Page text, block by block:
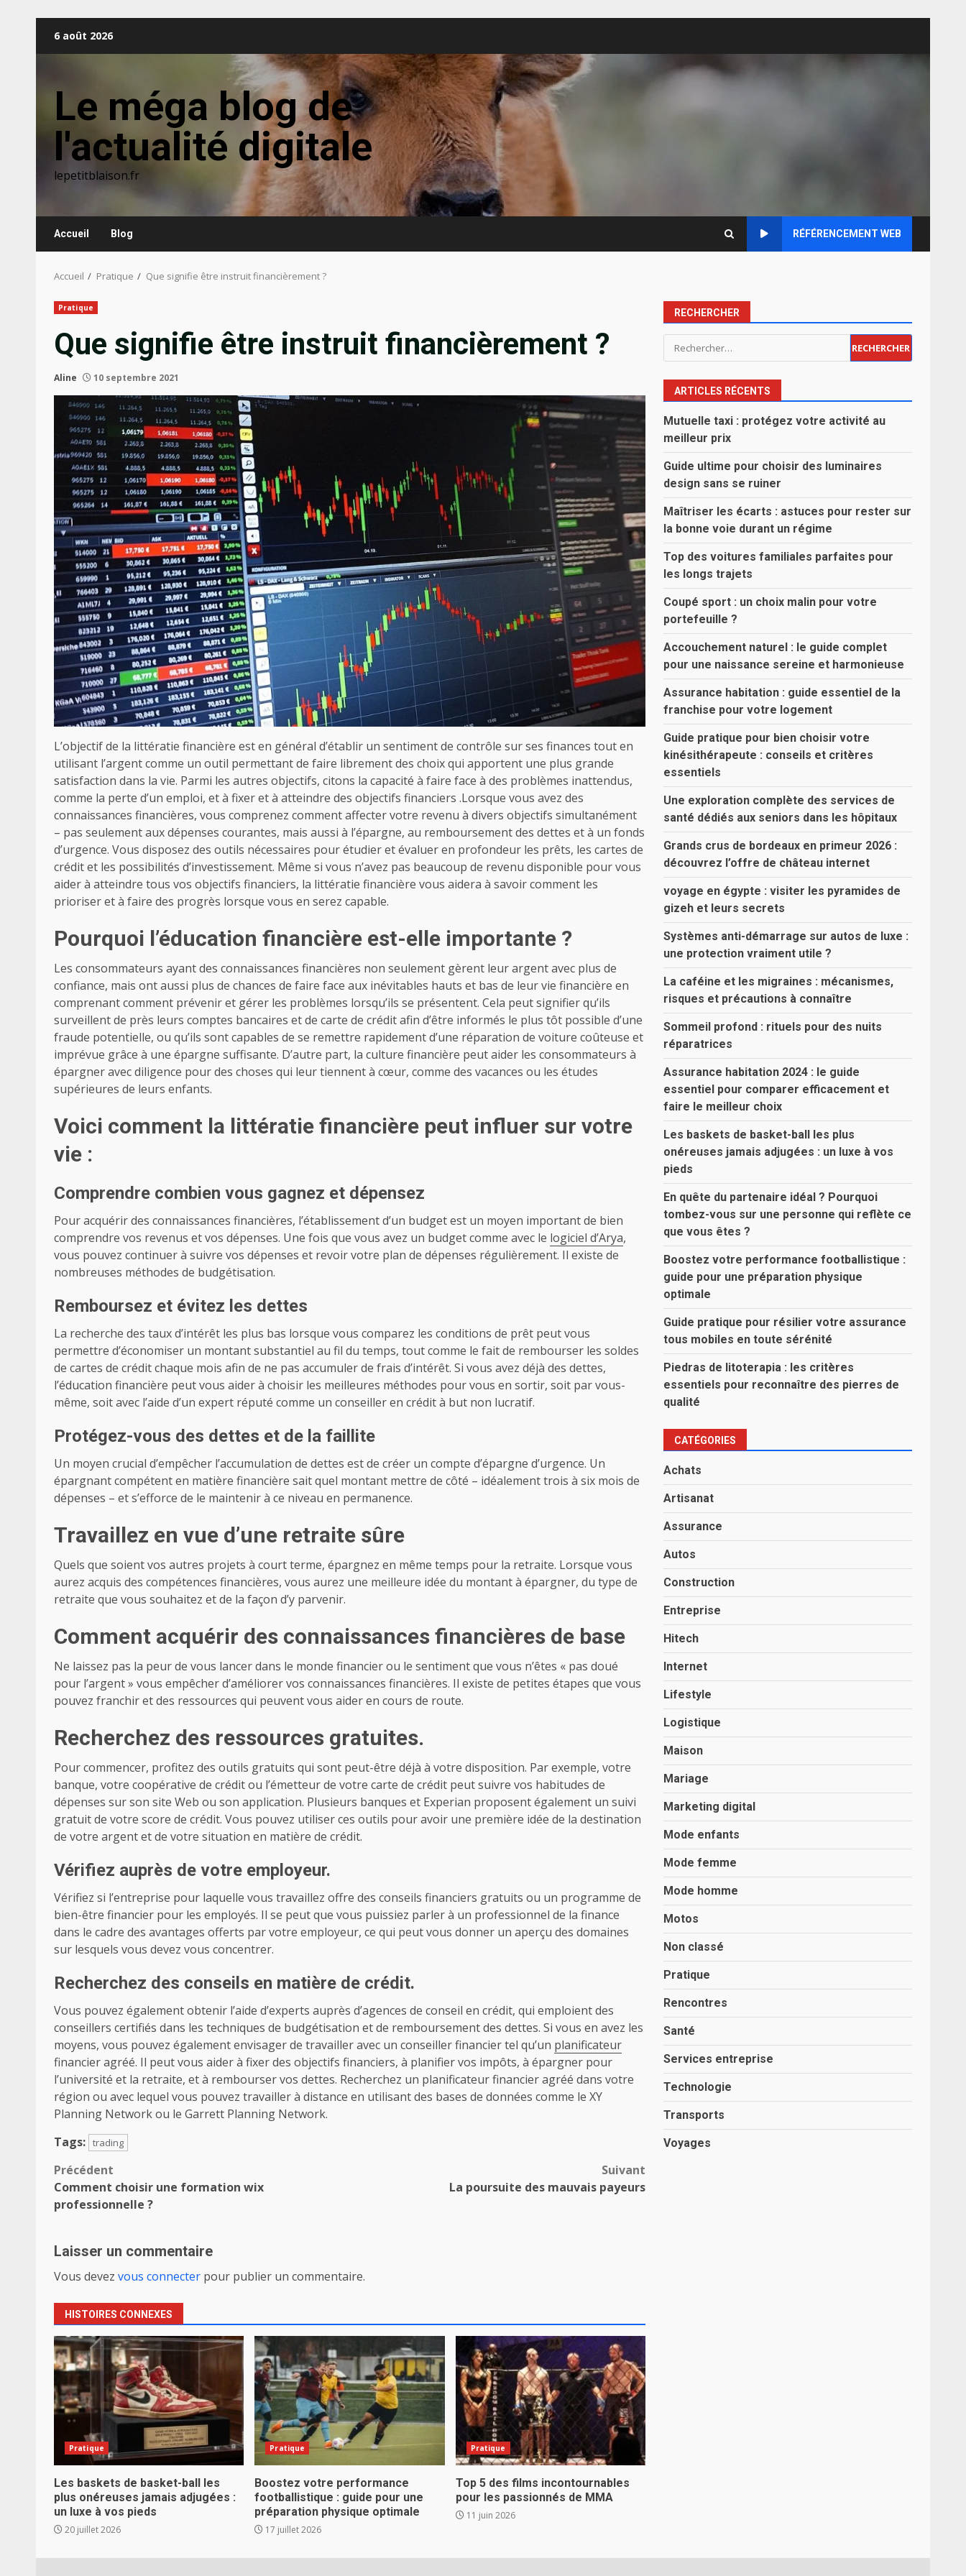
6 août 2026
Le méga blog de
l'actualité digitale
lepetitblaison.fr
Accueil Blog RÉFÉRENCEMENT WEB
Accueil Pratique Que signifie être instruit financièrement ?
Pratique
Que signifie être instruit financièrement ?
Aline 10 septembre 2021
L’objectif de la littératie financière est en général d’établir un sentiment de contrôle sur ses finances tout en
utilisant l’argent comme un outil permettant de faire librement des choix qui apportent une plus grande
satisfaction dans la vie. Parmi les autres objectifs, citons la capacité à faire face à des problèmes inattendus,
comme la perte d’un emploi, et à fixer et à atteindre des objectifs financiers .Lorsque vous avez des
connaissances financières, vous comprenez comment affecter votre revenu à divers objectifs simultanément
– pas seulement aux dépenses courantes, mais aussi à l’épargne, au remboursement des dettes et à un fonds
d’urgence. Vous disposez des outils nécessaires pour étudier et évaluer en profondeur les prêts, les cartes de
crédit et les possibilités d’investissement. Même si vous n’avez pas beaucoup de revenu disponible pour vous
aider à atteindre tous vos objectifs financiers, la littératie financière vous aidera à savoir comment les
prioriser et à faire des progrès lorsque vous en serez capable.
Pourquoi l’éducation financière est-elle importante ?
Les consommateurs ayant des connaissances financières non seulement gèrent leur argent avec plus de
confiance, mais ont aussi plus de chances de faire face aux inévitables hauts et bas de leur vie financière en
comprenant comment prévenir et gérer les problèmes lorsqu’ils se présentent. Cela peut signifier qu’ils
surveillent de près leurs comptes bancaires et de carte de crédit afin d’être informés le plus tôt possible d’une
fraude potentielle, ou qu’ils sont capables de se remettre rapidement d’une réparation de voiture coûteuse et
imprévue grâce à une épargne suffisante. D’autre part, la culture financière peut aider les consommateurs à
épargner avec diligence pour des choses qui leur tiennent à cœur, comme des vacances ou les études
supérieures de leurs enfants.
Voici comment la littératie financière peut influer sur votre
vie :
Comprendre combien vous gagnez et dépensez
Pour acquérir des connaissances financières, l’établissement d’un budget est un moyen important de bien
comprendre vos revenus et vos dépenses. Une fois que vous avez un budget comme avec le logiciel d’Arya,
vous pouvez continuer à suivre vos dépenses et revoir votre plan de dépenses régulièrement. Il existe de
nombreuses méthodes de budgétisation.
Remboursez et évitez les dettes
La recherche des taux d’intérêt les plus bas lorsque vous comparez les conditions de prêt peut vous
permettre d’économiser un montant substantiel au fil du temps, tout comme le fait de rembourser les soldes
de cartes de crédit chaque mois afin de ne pas accumuler de frais d’intérêt. Si vous avez déjà des dettes,
l’éducation financière peut vous aider à choisir les meilleures méthodes pour vous en sortir, soit par vous-
même, soit avec l’aide d’un expert réputé comme un conseiller en crédit à but non lucratif.
Protégez-vous des dettes et de la faillite
Un moyen crucial d’empêcher l’accumulation de dettes est de créer un compte d’épargne d’urgence. Un
épargnant compétent en matière financière sait quel montant mettre de côté – idéalement trois à six mois de
dépenses – et s’efforce de le maintenir à ce niveau en permanence.
Travaillez en vue d’une retraite sûre
Quels que soient vos autres projets à court terme, épargnez en même temps pour la retraite. Lorsque vous
aurez acquis des compétences financières, vous aurez une meilleure idée du montant à épargner, du type de
retraite que vous souhaitez et de la façon d’y parvenir.
Comment acquérir des connaissances financières de base
Ne laissez pas la peur de vous lancer dans le monde financier ou le sentiment que vous n’êtes « pas doué
pour l’argent » vous empêcher d’améliorer vos connaissances financières. Il existe de petites étapes que vous
pouvez franchir et des ressources qui peuvent vous aider en cours de route.
Recherchez des ressources gratuites.
Pour commencer, profitez des outils gratuits qui sont peut-être déjà à votre disposition. Par exemple, votre
banque, votre coopérative de crédit ou l’émetteur de votre carte de crédit peut suivre vos habitudes de
dépenses sur son site Web ou son application. Plusieurs banques et Experian proposent également un suivi
gratuit de votre score de crédit. Vous pouvez utiliser ces outils pour avoir une première idée de la destination
de votre argent et de votre situation en matière de crédit.
Vérifiez auprès de votre employeur.
Vérifiez si l’entreprise pour laquelle vous travaillez offre des conseils financiers gratuits ou un programme de
bien-être financier pour les employés. Il se peut que vous puissiez parler à un professionnel de la finance
dans le cadre des avantages offerts par votre employeur, ce qui peut vous donner un aperçu des domaines
sur lesquels vous devez vous concentrer.
Recherchez des conseils en matière de crédit.
Vous pouvez également obtenir l’aide d’experts auprès d’agences de conseil en crédit, qui emploient des
conseillers certifiés dans les techniques de budgétisation et de remboursement des dettes. Si vous en avez les
moyens, vous pouvez également envisager de travailler avec un conseiller financier tel qu’un planificateur
financier agréé. Il peut vous aider à fixer des objectifs financiers, à planifier vos impôts, à épargner pour
l’université et la retraite, et à rembourser vos dettes. Recherchez un planificateur financier agréé dans votre
région ou avec lequel vous pouvez travailler à distance en utilisant des bases de données comme le XY
Planning Network ou le Garrett Planning Network.
Tags: trading
Navigation
d’article
Précédent
Comment choisir une formation wix
professionnelle ?
Suivant
La poursuite des mauvais payeurs
Laisser un commentaire
Vous devez vous connecter pour publier un commentaire.
HISTOIRES CONNEXES
Pratique
Les baskets de basket-ball les
plus onéreuses jamais adjugées :
un luxe à vos pieds
20 juillet 2026
Pratique
Boostez votre performance
footballistique : guide pour une
préparation physique optimale
17 juillet 2026
Pratique
Top 5 des films incontournables
pour les passionnés de MMA
11 juin 2026
RECHERCHER
Rechercher :
ARTICLES RÉCENTS
Mutuelle taxi : protégez votre activité au
meilleur prix
Guide ultime pour choisir des luminaires
design sans se ruiner
Maîtriser les écarts : astuces pour rester sur
la bonne voie durant un régime
Top des voitures familiales parfaites pour
les longs trajets
Coupé sport : un choix malin pour votre
portefeuille ?
Accouchement naturel : le guide complet
pour une naissance sereine et harmonieuse
Assurance habitation : guide essentiel de la
franchise pour votre logement
Guide pratique pour bien choisir votre
kinésithérapeute : conseils et critères
essentiels
Une exploration complète des services de
santé dédiés aux seniors dans les hôpitaux
Grands crus de bordeaux en primeur 2026 :
découvrez l’offre de château internet
voyage en égypte : visiter les pyramides de
gizeh et leurs secrets
Systèmes anti-démarrage sur autos de luxe :
une protection vraiment utile ?
La caféine et les migraines : mécanismes,
risques et précautions à connaître
Sommeil profond : rituels pour des nuits
réparatrices
Assurance habitation 2024 : le guide
essentiel pour comparer efficacement et
faire le meilleur choix
Les baskets de basket-ball les plus
onéreuses jamais adjugées : un luxe à vos
pieds
En quête du partenaire idéal ? Pourquoi
tombez-vous sur une personne qui reflète ce
que vous êtes ?
Boostez votre performance footballistique :
guide pour une préparation physique
optimale
Guide pratique pour résilier votre assurance
tous mobiles en toute sérénité
Piedras de litoterapia : les critères
essentiels pour reconnaître des pierres de
qualité
CATÉGORIES
Achats
Artisanat
Assurance
Autos
Construction
Entreprise
Hitech
Internet
Lifestyle
Logistique
Maison
Mariage
Marketing digital
Mode enfants
Mode femme
Mode homme
Motos
Non classé
Pratique
Rencontres
Santé
Services entreprise
Technologie
Transports
Voyages